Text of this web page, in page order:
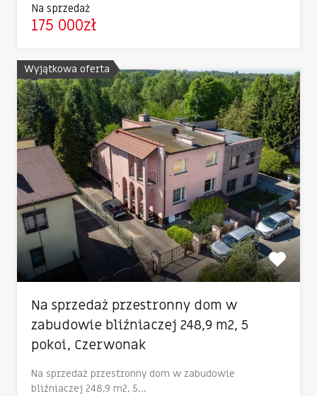
Na sprzedaż
175 000zł
Wyjątkowa oferta
Na sprzedaż przestronny dom w
zabudowie bliźniaczej 248,9 m2, 5
pokoi, Czerwonak
Na sprzedaż przestronny dom w zabudowie
bliźniaczej 248,9 m2, 5…